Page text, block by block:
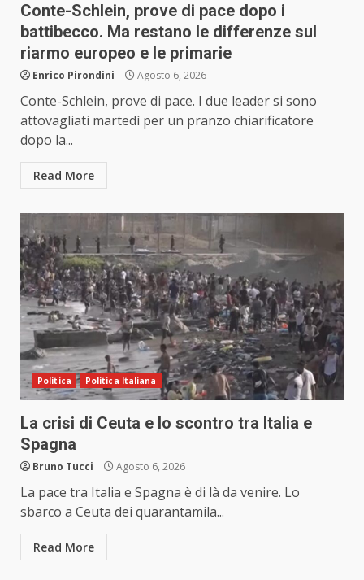
Conte-Schlein, prove di pace dopo i
battibecco. Ma restano le differenze sul
riarmo europeo e le primarie
Enrico Pirondini Agosto 6, 2026
Conte-Schlein, prove di pace. I due leader si sono
attovagliati martedì per un pranzo chiarificatore
dopo la...
Read More
Politica Politica Italiana
La crisi di Ceuta e lo scontro tra Italia e
Spagna
Bruno Tucci Agosto 6, 2026
La pace tra Italia e Spagna è di là da venire. Lo
sbarco a Ceuta dei quarantamila...
Read More